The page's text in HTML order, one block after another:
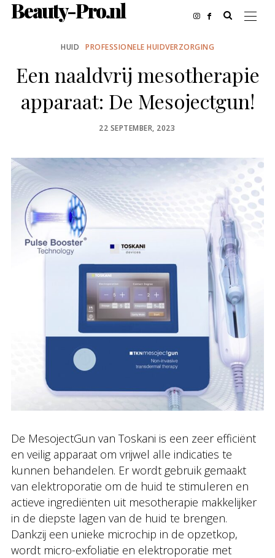
Beauty-Pro.nl
HUID PROFESSIONELE HUIDVERZORGING
Een naaldvrij mesotherapie
apparaat: De Mesojectgun!
POSTED
22 SEPTEMBER, 2023
De MesojectGun van Toskani is een zeer efficiënt
en veilig apparaat om vrijwel alle indicaties te
kunnen behandelen. Er wordt gebruik gemaakt
van elektroporatie om de huid te stimuleren en
actieve ingrediënten uit mesotherapie makkelijker
in de diepste lagen van de huid te brengen.
Dankzij een unieke microchip in de opzetkop,
wordt micro-exfoliatie en elektroporatie met